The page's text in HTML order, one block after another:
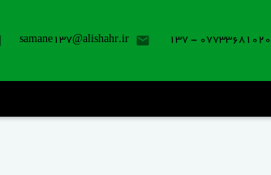
07733681020 - 137
samane137@alishahr.ir